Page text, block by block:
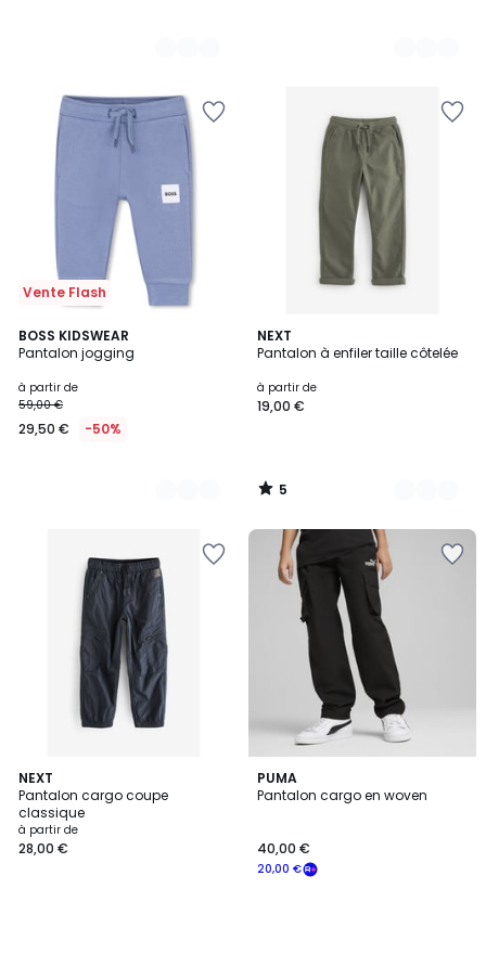
Vente Flash
BOSS KIDSWEAR
Pantalon jogging
à partir de
59,00 €
29,50 € -50%
2
Couleurs
NEXT
Pantalon à enfiler taille côtelée
à partir de
19,00 €
5
/
3
Couleurs
5
/
NEXT
Pantalon cargo coupe
classique
à partir de
28,00 €
PUMA
Pantalon cargo en woven
20,00 €
40,00 €